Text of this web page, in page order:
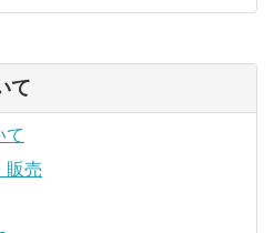
て
て
販売